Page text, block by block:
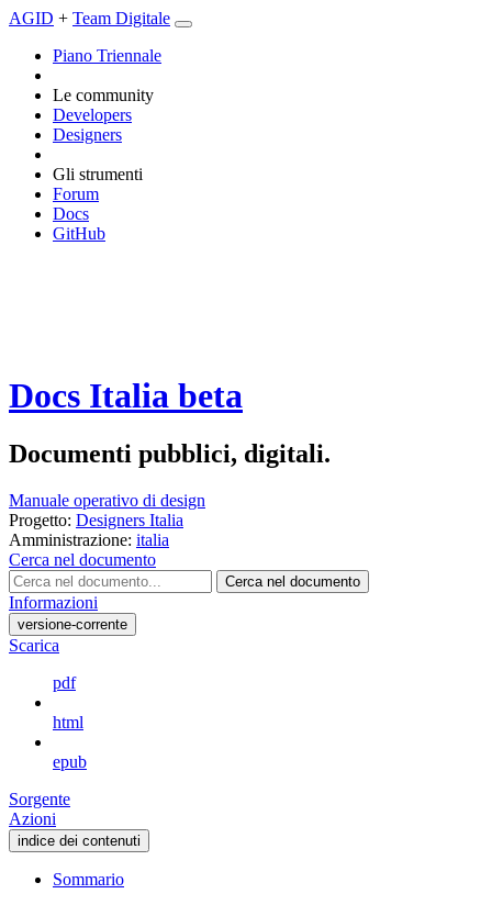
AGID + Team Digitale
Piano Triennale
Le community
Developers
Designers
Gli strumenti
Forum
Docs
GitHub
Docs Italia beta
Documenti pubblici, digitali.
Manuale operativo di design
Progetto: Designers Italia
Amministrazione: italia
Cerca nel documento
Cerca nel documento
Informazioni
versione-corrente
Scarica
pdf
html
epub
Sorgente
Azioni
indice dei contenuti
Sommario